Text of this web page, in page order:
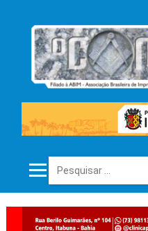
Pesquisar por: